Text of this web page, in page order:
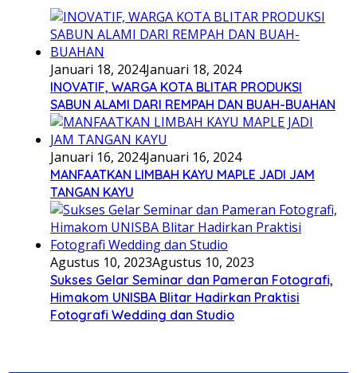
Januari 18, 2024Januari 18, 2024
INOVATIF, WARGA KOTA BLITAR PRODUKSI
SABUN ALAMI DARI REMPAH DAN BUAH-BUAHAN
Januari 16, 2024Januari 16, 2024
MANFAATKAN LIMBAH KAYU MAPLE JADI JAM
TANGAN KAYU
Agustus 10, 2023Agustus 10, 2023
Sukses Gelar Seminar dan Pameran Fotografi,
Himakom UNISBA Blitar Hadirkan Praktisi
Fotografi Wedding dan Studio